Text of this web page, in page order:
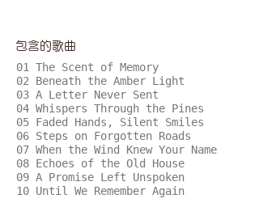
包含的歌曲
01 The Scent of Memory
02 Beneath the Amber Light
03 A Letter Never Sent
04 Whispers Through the Pines
05 Faded Hands, Silent Smiles
06 Steps on Forgotten Roads
07 When the Wind Knew Your Name
08 Echoes of the Old House
09 A Promise Left Unspoken
10 Until We Remember Again